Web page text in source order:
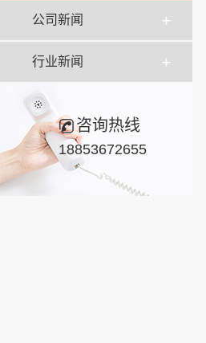
公司新闻
行业新闻
咨询热线
18853672655